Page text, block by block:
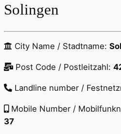
Solingen
City Name / Stadtname:
Post Code / Postleitzahl:
Landline number /
Mobile Number /
37